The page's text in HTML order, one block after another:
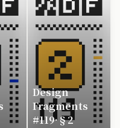
Design
Fragments
#119·§2